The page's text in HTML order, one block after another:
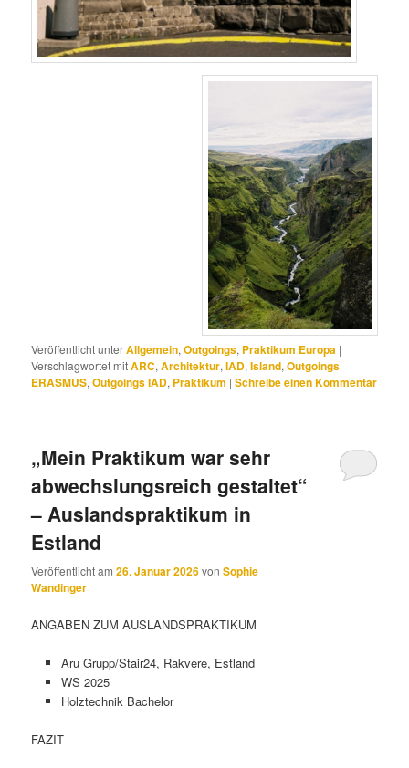
Veröffentlicht unterAllgemein,Outgoings, Praktikum Europa |
Verschlagwortet mitARC,Architektur,IAD,Island,Outgoings
ERASMUS,Outgoings IAD, Praktikum |Schreibe einen Kommentar
„Mein Praktikum war sehr
abwechslungsreich gestaltet“
– Auslandspraktikum in
Estland
Veröffentlicht am26. Januar 2026vonSophie
Wandinger
ANGABEN ZUM AUSLANDSPRAKTIKUM
Aru Grupp/Stair24, Rakvere, Estland
WS 2025
Holztechnik Bachelor
FAZIT